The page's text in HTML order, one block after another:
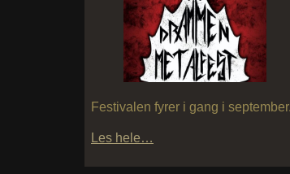
Festivalen fyrer i gang i september.
Les hele…